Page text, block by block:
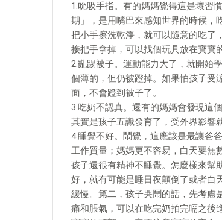
1.吮吸手指。有的媽媽覺得這是壞習
期」，是用嘴巴來感知世界的時候，
把小手擦洗乾淨，就可以隨意的吃了
接把手拿掉，可以找個玩具放在寶寶
2.亂踢被子。運動能力大了，就開始
個薄的，但仍被蹬掉。如果怕孩子受
面，不會蹬到被子了。
3.吃奶不認真。還有的媽媽會發現這
其實是孩子五識發育了，受外界影響
4.睡覺不好。鬧覺，這應該是最讓爸
工作質量；媽媽更不容易，白天要無
孩子還很有精神不睡覺。怎麼樣來幫
好，就有可能是睡日夜顛倒了或者白
緩慢。第二，孩子哭鬧的話，先考慮
痛和脹氣，可以在吃完奶拍完嗝之後